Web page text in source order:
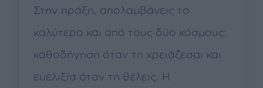
Στην πράξη, απολαμβάνεις το
καλύτερο και από τους δύο κόσμους:
καθοδήγηση όταν τη χρειάζεσαι και
ευελιξία όταν τη θέλεις. Η